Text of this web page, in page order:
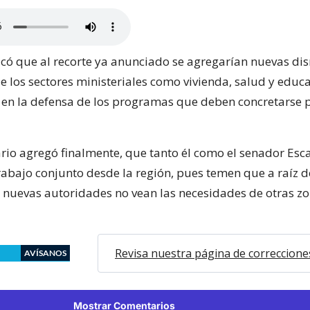
que al recorte ya anunciado se agregarían nuevas
los sectores ministeriales como vivienda, salud y
la defensa de los programas que deben concretarse
agregó finalmente, que tanto él como el senador
conjunto desde la región, pues temen que a raíz
autoridades no vean las necesidades de otras
AVÍSANOS Revisa nuestra página de
Mostrar Comentarios